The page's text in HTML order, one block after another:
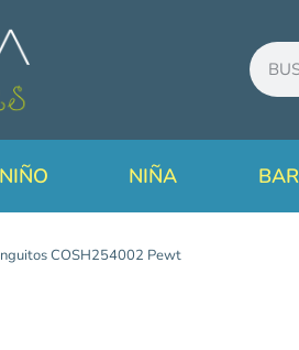
NIÑO NIÑA
COSH254002 Pewt